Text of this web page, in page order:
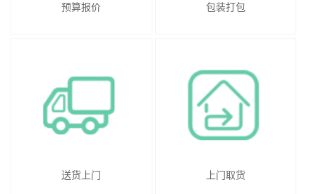
预算报价 包装打包
送货上门 上门取货